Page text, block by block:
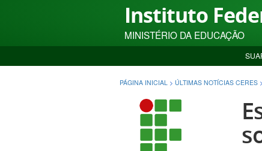
Instituto
MINISTÉRIO DA EDUCAÇÃO
PÁGINA INICIAL > ÚLTIMAS NOTÍCIAS CERES >